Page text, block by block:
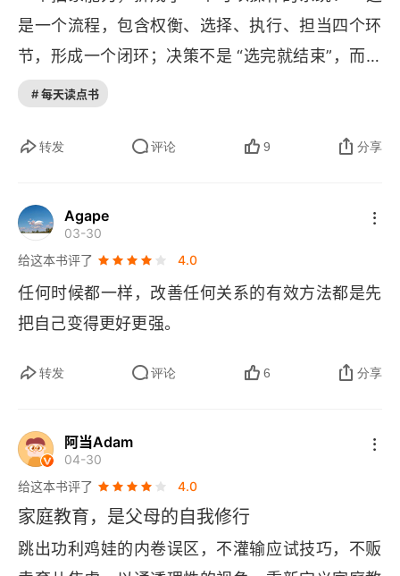
枷锁。这种对现实的无情解剖，没有迂回与妥协，
以近乎冷酷的坦诚，逼迫家长直面自身局限，其尖
颜。 二、核心脉络：构建家庭教育的底层逻辑
《好的家庭教育》的核心思想，围绕一套完整的认
境、决策担当、痴迷改进、健康第一，这六大观念
构成了家庭教育的底层支柱。尊重产权让孩子懂得
边界感，崇尚生产培养创造价值的能力，直面困境
锤炼抗挫力，决策担当赋予责任感，痴迷改进驱动
扣，为孩子的成长搭建起稳固的骨架。2. 三种理想
态。当孩子拥有这三种特质，便能摆脱内耗与杂
念，以纯粹的心态聚焦成长，形成正向循环。而这
润，二者相辅相成，共同推动孩子走向发展之路。
3. 家庭教育的本质：李笑来将家庭教育定义为一场
是一个流程，包含权衡、选择、执行、担当四个环
节，形成一个闭环；决策不是 “选完就结束”，而是
“选择 + 后果管理”； - 而且这描述了责任结构，用
策，共同承担时明确执行者与决策者，共同执行时
—— 判断力并不是通过 “学知识” 获得，而是在一
次次 “承担后果” 的过程中被训练出来，这一点极其
关键，因为它直接改变了我们看待教育、成长和决
策的方式。  这套原则解决的是 “谁来决定、谁来承
担”，也就是权责结构层 (
= 决策权、执行权、后果承担之间的分配关系)
担后果、谁执行、谁有最终决策权、三者是否一
致，并据此识别决策类型（单人决策最清晰，分离
型决策风险最高，共同决策容易模糊，专家决策依
赖信任）；很多现实冲突，本质都来自 “决策权与
# 每天读点书
转发 评论 9 分享
Agape
03-30
给这本书评了
4.0
任何时候都一样，改善任何关系的有效方法都是先
把自己变得更好更强。
转发 评论 6 分享
阿当Adam
04-30
给这本书评了
4.0
家庭教育，是父母的自我修行
跳出功利鸡娃的内卷误区，不灌输应试技巧，不贩